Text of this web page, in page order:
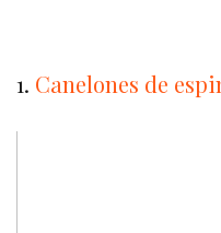
1. Canelones de